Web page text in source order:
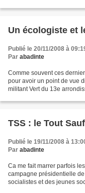
Un écologiste et
Publié le 20/11/2008 à
Par abadinte
Comme souvent ces
pour avoir un point de vue
militant Vert du 13e
TSS : le Tout
Publié le 19/11/2008 à
Par abadinte
Ca me fait marrer parfois
campagne présidentielle
socialistes et des jeunes